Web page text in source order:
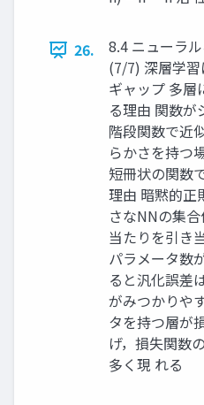
26.
8.4 ニューラ
(7/7) 深層学
ギャップ 多層
る理由 関数が
階段関数で近
らかさを持つ
短冊状の関数
理由 暗黙的正
さなNNの集
当たりを引き
パラメータ数
ると汎化誤差
がみつかりや
タを持つ層が
げ，損失関数
多く現 れる